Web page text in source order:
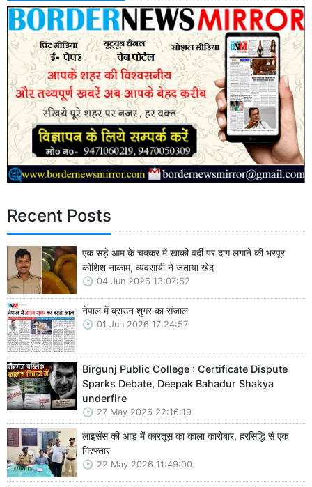
Recent Posts
एक सड़े आम के चक्कर में खाकी वर्दी पर दाग लगाने की भरपूर
कोशिश नाकाम, व्यवसायी ने जताया खेद
04 Jun 2026 13:07:52
नेपाल में ब्राउन शुगर का संजाल
01 Jun 2026 17:24:57
Birgunj Public College : Certificate Dispute
Sparks Debate, Deepak Bahadur Shakya
underfire
27 May 2026 22:16:19
लाइसेंस की आड़ में कारतूस का काला कारोबार, हरसिद्धि से एक
गिरफ्तार
22 May 2026 11:49:00